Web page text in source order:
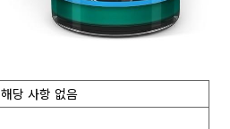
해당 사항 없음